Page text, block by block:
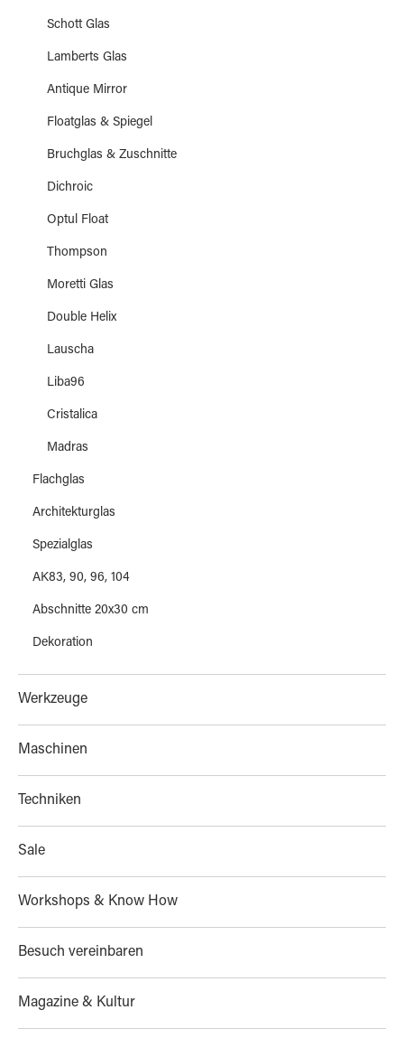
Schott Glas
Lamberts Glas
Antique Mirror
Floatglas & Spiegel
Bruchglas & Zuschnitte
Dichroic
Optul Float
Thompson
Moretti Glas
Double Helix
Lauscha
Liba96
Cristalica
Madras
Flachglas
Architekturglas
Spezialglas
AK83, 90, 96, 104
Abschnitte 20x30 cm
Dekoration
Werkzeuge
Maschinen
Techniken
Sale
Workshops & Know How
Besuch vereinbaren
Magazine & Kultur